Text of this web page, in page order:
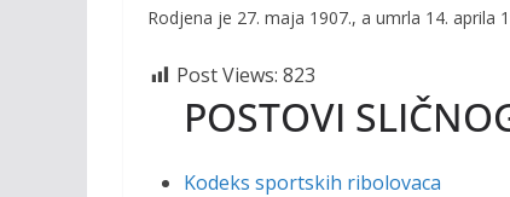
Rodjena je 27. maja 1907., a umrla 14. aprila
Post Views: 823
POSTOVI
Kodeks sportskih ribolovaca